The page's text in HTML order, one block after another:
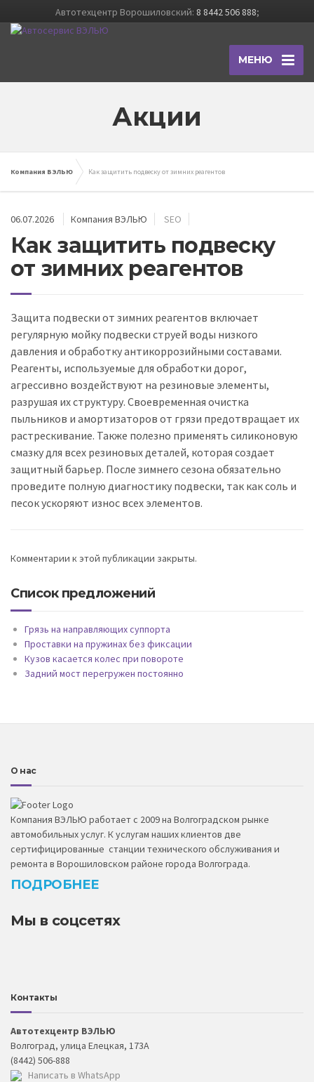
Автотехцентр Ворошиловский: 8 8442 506 888;
МЕНЮ
Акции
Компания ВЭЛЬЮ Как защитить подвеску от зимних реагентов
06.07.2026 Компания ВЭЛЬЮ SEO
Как защитить подвеску
от зимних реагентов
Защита подвески от зимних реагентов включает
регулярную мойку подвески струей воды низкого
давления и обработку антикоррозийными составами.
Реагенты, используемые для обработки дорог,
агрессивно воздействуют на резиновые элементы,
разрушая их структуру. Своевременная очистка
пыльников и амортизаторов от грязи предотвращает их
растрескивание. Также полезно применять силиконовую
смазку для всех резиновых деталей, которая создает
защитный барьер. После зимнего сезона обязательно
проведите полную диагностику подвески, так как соль и
песок ускоряют износ всех элементов.
Комментарии к этой публикации закрыты.
Список предложений
Грязь на направляющих суппорта
Проставки на пружинах без фиксации
Кузов касается колес при повороте
Задний мост перегружен постоянно
О нас
Компания ВЭЛЬЮ работает с 2009 на Волгоградском рынке
автомобильных услуг. К услугам наших клиентов две
сертифицированные станции технического обслуживания и
ремонта в Ворошиловском районе города Волгограда.
ПОДРОБНЕЕ
Мы в соцсетях
Контакты
Автотехцентр ВЭЛЬЮ
Волгоград, улица Елецкая, 173А
(8442) 506-888
Написать в WhatsApp